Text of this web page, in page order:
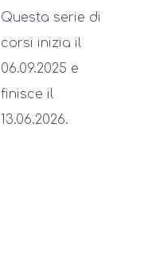
Questa serie di
corsi inizia il
06.09.2025 e
finisce il
13.06.2026.